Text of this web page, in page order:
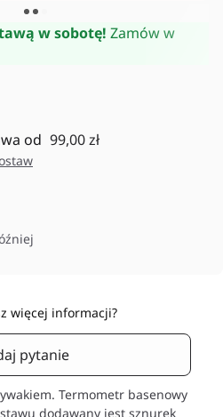
w sobotę! Zamów w
od 99,00 zł
więcej informacji?
pytanie
Termometr basenowy
dodawany jest sznurek